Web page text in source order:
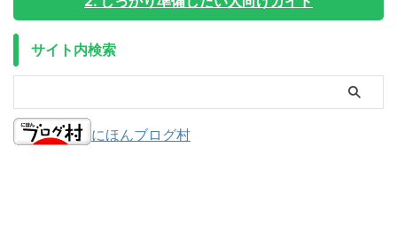
サイト内検索
にほんブログ村